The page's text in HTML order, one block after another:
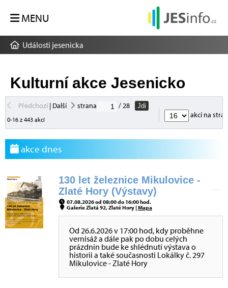
MENU
Události jesenicka
Kulturní akce Jesenicko
Předchozí| Další strana / 28
Jdi
0-16 z 443 akcí
akcí na
akce dnes
130 let železnice Mikulovice -
Zlaté Hory (Výstavy)
07.08.2026 od 08:00 do 16:00 hod.
Galerie Zlatá 92, Zlaté Hory |Mapa
Od 26.6.2026 v 17:00 hod, kdy proběhne
vernisáž a dále pak po dobu celých
prázdnin bude ke shlédnutí výstava o
historii a také současnosti Lokálky č. 297
Mikulovice - Zlaté Hory